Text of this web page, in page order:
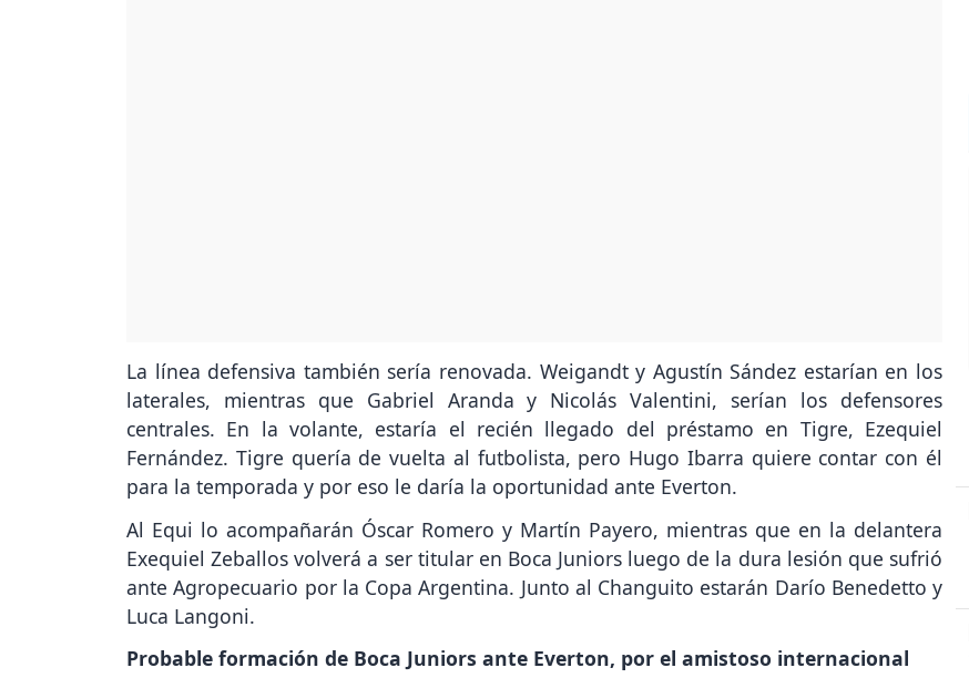
La línea defensiva también sería renovada. Weigandt y Agustín Sández estarían en los
laterales, mientras que Gabriel Aranda y Nicolás Valentini, serían los defensores
centrales. En la volante, estaría el recién llegado del préstamo en Tigre, Ezequiel
Fernández. Tigre quería de vuelta al futbolista, pero Hugo Ibarra quiere contar con él
para la temporada y por eso le daría la oportunidad ante Everton.
Al Equi lo acompañarán Óscar Romero y Martín Payero, mientras que en la delantera
Exequiel Zeballos volverá a ser titular en Boca Juniors luego de la dura lesión que sufrió
ante Agropecuario por la Copa Argentina. Junto al Changuito estarán Darío Benedetto y
Luca Langoni.
Probable formación de Boca Juniors ante Everton, por el amistoso internacional